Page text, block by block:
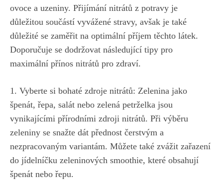
ovoce a uzeniny. Přijímání nitrátů z potravy ‍je
důležitou ⁢součástí vyvážené stravy, avšak⁣ je‍ také
důležité se zaměřit na optimální ⁣příjem těchto látek.‌
Doporučuje se‌ dodržovat následující​ tipy pro
maximální‌ přínos nitrátů pro zdraví.
1. Vyberte si‌ bohaté zdroje nitrátů: Zelenina jako
špenát, řepa, salát ⁤nebo ⁢zelená petrželka‌ jsou
vynikajícími přírodními zdroji nitrátů. Při​ výběru
zeleniny se snažte ‌dát přednost čerstvým a
nezpracovaným variantám. ‍Můžete také zvážit zařazení
do jídelníčku zeleninových smoothie, které obsahují
špenát⁢ nebo řepu.